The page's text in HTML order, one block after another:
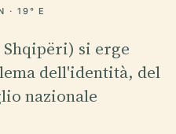
· 19° E
si erge
dell'identità, del
nazionale